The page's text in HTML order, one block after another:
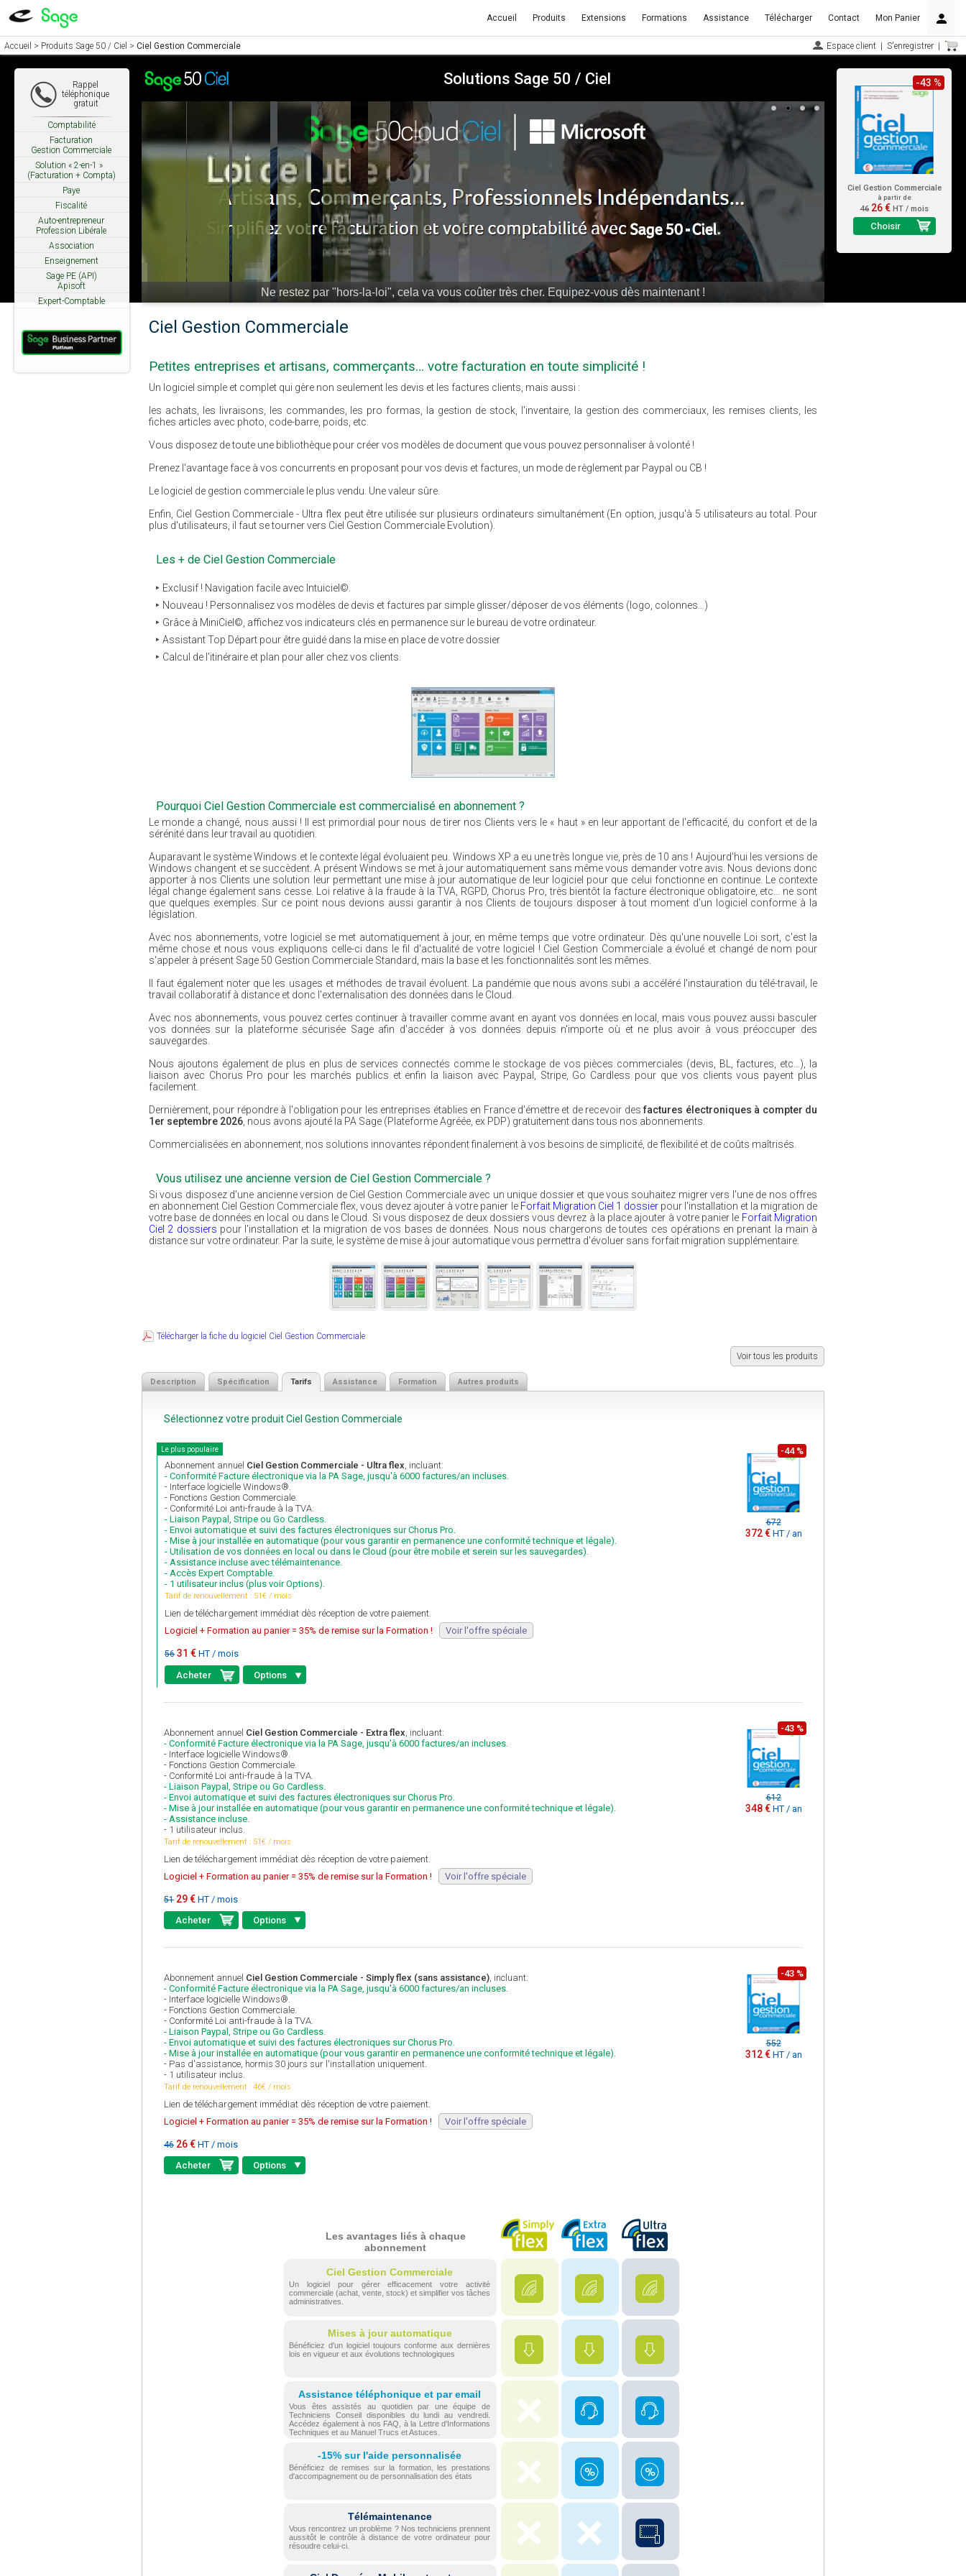
Accueil Produits Extensions Formations Assistance Télécharger Contact Mon Panier
Accueil > Produits Sage 50 / Ciel > Ciel Gestion Commerciale Espace client S'enregistrer
Solutions Sage 50 / Ciel
Ne restez par "hors-la-loi", cela va vous coûter très cher. Equipez-vous dès maintenant !
Rappel
téléphonique
gratuit
Comptabilité
Facturation
Gestion Commerciale
Solution « 2-en-1 »
(Facturation + Compta)
Paye
Fiscalité
Auto-entrepreneur
Profession Libérale
Association
Enseignement
Sage PE (API)
Apisoft
Expert-Comptable
Ciel Gestion Commerciale
à partir de
46 26 €HT / mois
-43 %
Choisir
Ciel Gestion Commerciale
Petites entreprises et artisans, commerçants… votre facturation en toute simplicité !
Un logiciel simple et complet qui gère non seulement les devis et les factures clients, mais aussi :
les achats, les livraisons, les commandes, les pro formas, la gestion de stock, l'inventaire, la gestion des commerciaux, les remises clients, les
fiches articles avec photo, code-barre, poids, etc.
Vous disposez de toute une bibliothèque pour créer vos modèles de document que vous pouvez personnaliser à volonté !
Prenez l'avantage face à vos concurrents en proposant pour vos devis et factures, un mode de règlement par Paypal ou CB !
Le logiciel de gestion commerciale le plus vendu. Une valeur sûre.
Enfin, Ciel Gestion Commerciale - Ultra flex peut être utilisée sur plusieurs ordinateurs simultanément (En option, jusqu'à 5 utilisateurs au total. Pour
plus d'utilisateurs, il faut se tourner vers Ciel Gestion Commerciale Evolution).
Les + de Ciel Gestion Commerciale
Exclusif ! Navigation facile avec Intuiciel©.
Nouveau ! Personnalisez vos modèles de devis et factures par simple glisser/déposer de vos éléments (logo, colonnes…)
Grâce à MiniCiel©, affichez vos indicateurs clés en permanence sur le bureau de votre ordinateur.
Assistant Top Départ pour être guidé dans la mise en place de votre dossier
Calcul de l'itinéraire et plan pour aller chez vos clients.
Pourquoi Ciel Gestion Commerciale est commercialisé en abonnement ?
Le monde a changé, nous aussi ! Il est primordial pour nous de tirer nos Clients vers le « haut » en leur apportant de l'efficacité, du confort et de la
sérénité dans leur travail au quotidien.
Auparavant le système Windows et le contexte légal évoluaient peu. Windows XP a eu une très longue vie, près de 10 ans ! Aujourd'hui les versions de
Windows changent et se succèdent. A présent Windows se met à jour automatiquement sans même vous demander votre avis. Nous devions donc
apporter à nos Clients une solution leur permettant une mise à jour automatique de leur logiciel pour que celui fonctionne en continue. Le contexte
légal change également sans cesse. Loi relative à la fraude à la TVA, RGPD, Chorus Pro, très bientôt la facture électronique obligatoire, etc… ne sont
que quelques exemples. Sur ce point nous devions aussi garantir à nos Clients de toujours disposer à tout moment d'un logiciel conforme à la
législation.
Avec nos abonnements, votre logiciel se met automatiquement à jour, en même temps que votre ordinateur. Dès qu'une nouvelle Loi sort, c'est la
même chose et nous vous expliquons celle-ci dans le fil d'actualité de votre logiciel ! Ciel Gestion Commerciale a évolué et changé de nom pour
s'appeler à présent Sage 50 Gestion Commerciale Standard, mais la base et les fonctionnalités sont les mêmes.
Il faut également noter que les usages et méthodes de travail évoluent. La pandémie que nous avons subi a accéléré l'instauration du télé-travail, le
travail collaboratif à distance et donc l'externalisation des données dans le Cloud.
Avec nos abonnements, vous pouvez certes continuer à travailler comme avant en ayant vos données en local, mais vous pouvez aussi basculer
vos données sur la plateforme sécurisée Sage afin d'accéder à vos données depuis n'importe où et ne plus avoir à vous préoccuper des
sauvegardes.
Nous ajoutons également de plus en plus de services connectés comme le stockage de vos pièces commerciales (devis, BL, factures, etc…), la
liaison avec Chorus Pro pour les marchés publics et enfin la liaison avec Paypal, Stripe, Go Cardless pour que vos clients vous payent plus
facilement.
Dernièrement, pour répondre à l'obligation pour les entreprises établies en France d'émettre et de recevoir desfactures électroniques à compter du
1er septembre 2026, nous avons ajouté la PA Sage (Plateforme Agréée, ex PDP) gratuitement dans tous nos abonnements.
Commercialisées en abonnement, nos solutions innovantes répondent finalement à vos besoins de simplicité, de flexibilité et de coûts maîtrisés.
Vous utilisez une ancienne version de Ciel Gestion Commerciale ?
Si vous disposez d'une ancienne version de Ciel Gestion Commerciale avec un unique dossier et que vous souhaitez migrer vers l'une de nos offres
en abonnement Ciel Gestion Commerciale flex, vous devez ajouter à votre panier le Forfait Migration Ciel 1 dossierpour l'installation et la migration de
votre base de données en local ou dans le Cloud. Si vous disposez de deux dossiers vous devrez à la place ajouter à votre panier le Forfait Migration
Ciel 2 dossiers pour l'installation et la migration de vos bases de données. Nous nous chargerons de toutes ces opérations en prenant la main à
distance sur votre ordinateur. Par la suite, le système de mise à jour automatique vous permettra d'évoluer sans forfait migration supplémentaire.
Télécharger la fiche du logiciel Ciel Gestion Commerciale
Voir tous les produits
Description Spécification Tarifs Assistance Formation Autres produits
Sélectionnez votre produit Ciel Gestion Commerciale
672
372 €HT / an
Le plus populaire
Abonnement annuel Ciel Gestion Commerciale - Ultra flex, incluant:
- Conformité Facture électronique via la PA Sage, jusqu'à 6000 factures/an incluses.
- Interface logicielle Windows®.
- Fonctions Gestion Commerciale.
- Conformité Loi anti-fraude à la TVA.
- Liaison Paypal, Stripe ou Go Cardless.
- Envoi automatique et suivi des factures électroniques sur Chorus Pro.
- Mise à jour installée en automatique (pour vous garantir en permanence une conformité technique et légale).
- Utilisation de vos données en local ou dans le Cloud (pour être mobile et serein sur les sauvegardes).
- Assistance incluse avec télémaintenance.
- Accès Expert Comptable.
- 1 utilisateur inclus (plus voir Options).
Tarif de renouvellement : 51€ / mois
Lien de téléchargement immédiat dès réception de votre paiement.
Logiciel + Formation au panier = 35% de remise sur la Formation !
Voir l'offre spéciale
56 31 € HT / mois
-44 %
Acheter Options
612
348 €HT / an
Abonnement annuel Ciel Gestion Commerciale - Extra flex , incluant:
- Conformité Facture électronique via la PA Sage, jusqu'à 6000 factures/an incluses.
- Interface logicielle Windows®.
- Fonctions Gestion Commerciale.
- Conformité Loi anti-fraude à la TVA.
- Liaison Paypal, Stripe ou Go Cardless.
- Envoi automatique et suivi des factures électroniques sur Chorus Pro.
- Mise à jour installée en automatique (pour vous garantir en permanence une conformité technique et légale).
- Assistance incluse.
- 1 utilisateur inclus.
Tarif de renouvellement : 51€ / mois
Lien de téléchargement immédiat dès réception de votre paiement.
Logiciel + Formation au panier = 35% de remise sur la Formation !
Voir l'offre spéciale
51 29 € HT / mois
-43 %
Acheter Options
552
312 €HT / an
Abonnement annuel Ciel Gestion Commerciale - Simply flex (sans assistance), incluant:
- Conformité Facture électronique via la PA Sage, jusqu'à 6000 factures/an incluses.
- Interface logicielle Windows®.
- Fonctions Gestion Commerciale.
- Conformité Loi anti-fraude à la TVA.
- Liaison Paypal, Stripe ou Go Cardless.
- Envoi automatique et suivi des factures électroniques sur Chorus Pro.
- Mise à jour installée en automatique (pour vous garantir en permanence une conformité technique et légale).
- Pas d'assistance, hormis 30 jours sur l'installation uniquement.
- 1 utilisateur inclus.
Tarif de renouvellement : 46€ / mois
Lien de téléchargement immédiat dès réception de votre paiement.
Logiciel + Formation au panier = 35% de remise sur la Formation !
Voir l'offre spéciale
46 26 € HT / mois
-43 %
Acheter Options
Les avantages liés à chaque
abonnement
Ciel Gestion Commerciale
Un logiciel pour gérer efficacement votre activité
commerciale (achat, vente, stock) et simplifier vos tâches
administratives.
Mises à jour automatique
Bénéficiez d'un logiciel toujours conforme aux dernières
lois en vigueur et aux évolutions technologiques
Assistance téléphonique et par email
Vous êtes assistés au quotidien par une équipe de
Techniciens Conseil disponibles du lundi au vendredi.
Accédez également à nos FAQ, à la Lettre d'Informations
Techniques et au Manuel Trucs et Astuces.
-15% sur l'aide personnalisée
Bénéficiez de remises sur la formation, les prestations
d'accompagnement ou de personnalisation des états
Télémaintenance
Vous rencontrez un problème ? Nos techniciens prennent
aussitôt le contrôle à distance de votre ordinateur pour
résoudre celui-ci.